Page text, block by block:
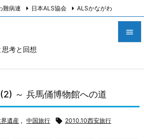
考と回想


難病連 日本ALS協会 ALSかながわ
～ 兵馬俑博物館への道
遺産 , 中国旅行  2010.10西安旅行